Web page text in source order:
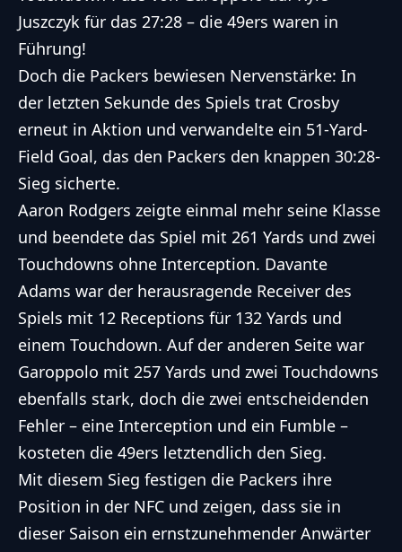
Juszczyk für das 27:28 – die 49ers waren in
Führung!
Doch die Packers bewiesen Nervenstärke: In
der letzten Sekunde des Spiels trat Crosby
erneut in Aktion und verwandelte ein 51-Yard-
Field Goal, das den Packers den knappen 30:28-
Sieg sicherte.
Aaron Rodgers zeigte einmal mehr seine Klasse
und beendete das Spiel mit 261 Yards und zwei
Touchdowns ohne Interception. Davante
Adams war der herausragende Receiver des
Spiels mit 12 Receptions für 132 Yards und
einem Touchdown. Auf der anderen Seite war
Garoppolo mit 257 Yards und zwei Touchdowns
ebenfalls stark, doch die zwei entscheidenden
Fehler – eine Interception und ein Fumble –
kosteten die 49ers letztendlich den Sieg.
Mit diesem Sieg festigen die Packers ihre
Position in der NFC und zeigen, dass sie in
dieser Saison ein ernstzunehmender Anwärter